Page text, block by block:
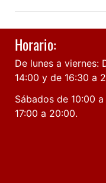
Horario:
De lunes a viernes:
14:00 y de 16:30 a
Sábados de 10:00
17:00 a 20:00.